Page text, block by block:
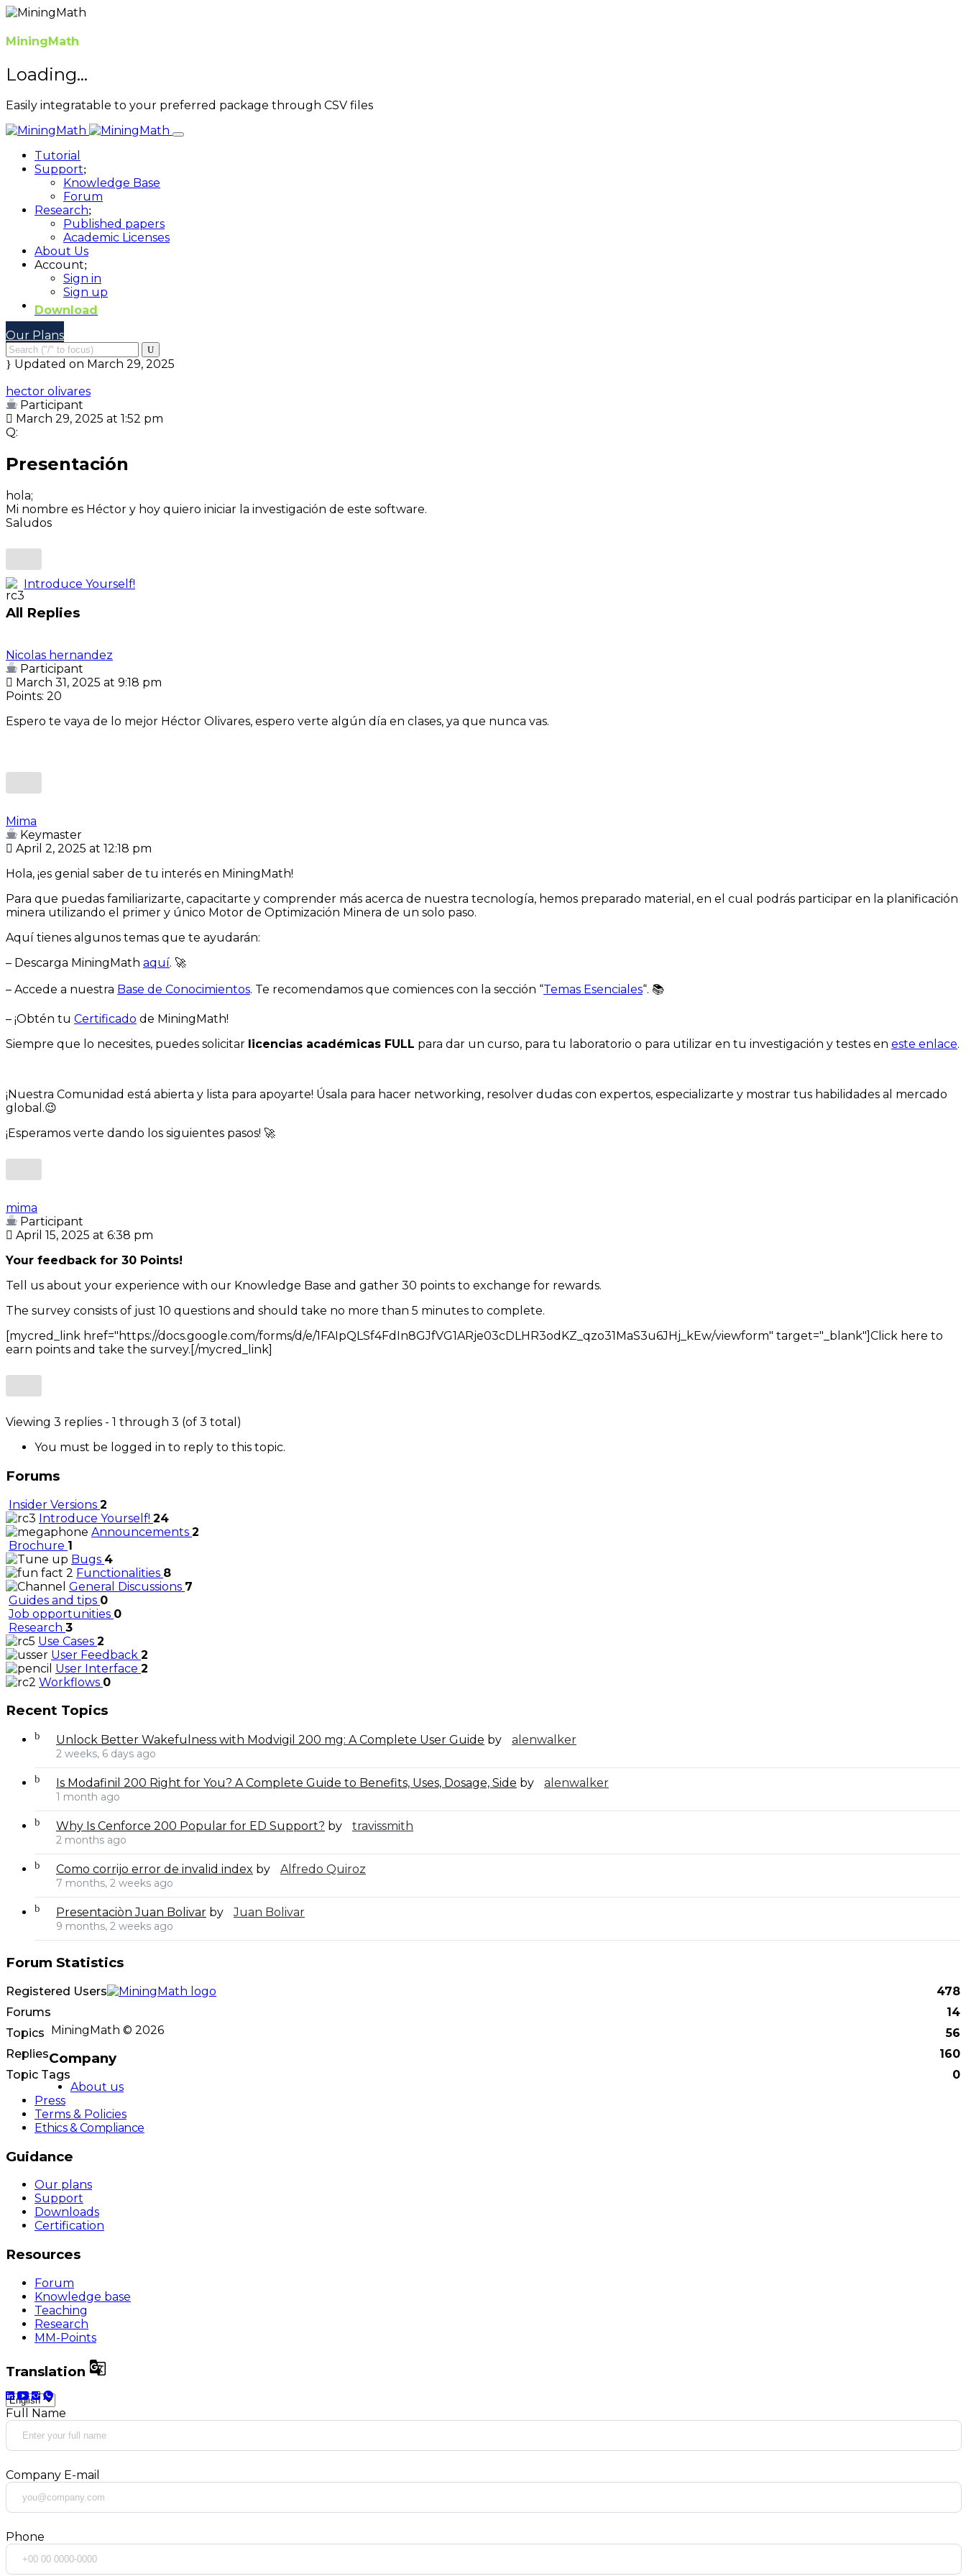
MiningMath
Loading...
Easily integratable to your preferred package through CSV files
Tutorial
Support
Knowledge Base
Forum
Research
Published papers
Academic Licenses
About Us
Account
Sign in
Sign up
Download
Our Plans
Updated on March 29, 2025
hector olivares
Participant
March 29, 2025 at 1:52 pm
Q:
Presentación
hola;
Mi nombre es Héctor y hoy quiero iniciar la investigación de este software.
Saludos
Introduce Yourself!
All Replies
Nicolas hernandez
Participant
March 31, 2025 at 9:18 pm
Points: 20
Espero te vaya de lo mejor Héctor Olivares, espero verte algún día en clases, ya que nunca vas.
Mima
Keymaster
April 2, 2025 at 12:18 pm
Hola, ¡es genial saber de tu interés en MiningMath!
Para que puedas familiarizarte, capacitarte y comprender más acerca de nuestra tecnología, hemos preparado material, en el cual podrás participar en la planificación
minera utilizando el primer y único Motor de Optimización Minera de un solo paso.
Aquí tienes algunos temas que te ayudarán:
– Descarga MiningMath aquí. 🚀
– Accede a nuestra Base de Conocimientos. Te recomendamos que comiences con la sección “Temas Esenciales“. 📚
– ¡Obtén tu Certificado de MiningMath!
Siempre que lo necesites, puedes solicitar licencias académicas FULL para dar un curso, para tu laboratorio o para utilizar en tu investigación y testes en este enlace.
¡Nuestra Comunidad está abierta y lista para apoyarte! Úsala para hacer networking, resolver dudas con expertos, especializarte y mostrar tus habilidades al mercado
global.😉
¡Esperamos verte dando los siguientes pasos! 🚀
mima
Participant
April 15, 2025 at 6:38 pm
Your feedback for 30 Points!
Tell us about your experience with our Knowledge Base and gather 30 points to exchange for rewards.
The survey consists of just 10 questions and should take no more than 5 minutes to complete.
[mycred_link href="https://docs.google.com/forms/d/e/1FAIpQLSf4FdIn8GJfVG1ARje03cDLHR3odKZ_qzo31MaS3u6JHj_kEw/viewform" target="_blank"]Click here to
earn points and take the survey.[/mycred_link]
Viewing 3 replies - 1 through 3 (of 3 total)
You must be logged in to reply to this topic.
Forums
Insider Versions 2
Introduce Yourself! 24
Announcements 2
Brochure 1
Bugs 4
Functionalities 8
General Discussions 7
Guides and tips 0
Job opportunities 0
Research 3
Use Cases 2
User Feedback 2
User Interface 2
Workflows 0
Recent Topics
Unlock Better Wakefulness with Modvigil 200 mg: A Complete User Guide by alenwalker
2 weeks, 6 days ago
Is Modafinil 200 Right for You? A Complete Guide to Benefits, Uses, Dosage, Side by alenwalker
1 month ago
Why Is Cenforce 200 Popular for ED Support? by travissmith
2 months ago
Como corrijo error de invalid index by Alfredo Quiroz
7 months, 2 weeks ago
Presentaciòn Juan Bolivar by Juan Bolivar
9 months, 2 weeks ago
Forum Statistics
Registered Users
478
Forums
14
Topics
56
Replies
160
Topic Tags
0
MiningMath © 2026
Company
About us
Press
Terms & Policies
Ethics & Compliance
Guidance
Our plans
Support
Downloads
Certification
Resources
Forum
Knowledge base
Teaching
Research
MM-Points
Translation 
Full Name
Company E-mail
Phone